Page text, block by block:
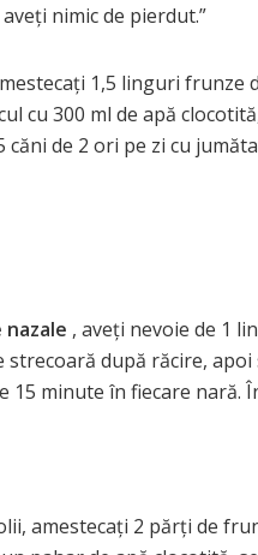
nimic de pierdut.”
1,5 linguri frunze
cu 300 ml de apă
căni de 2 ori pe zi cu
, aveți nevoie de 1
strecoară după răcire,
15 minute în fiecare
amestecați 2 părți de